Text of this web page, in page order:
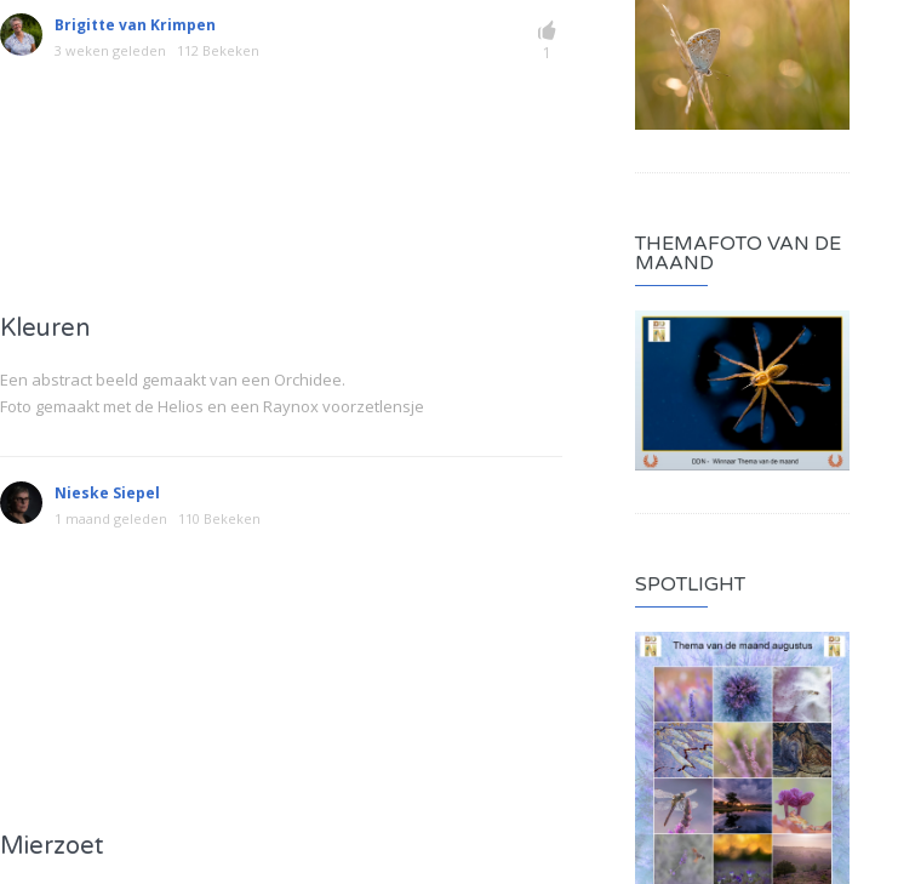
Brigitte van Krimpen
3 weken geleden 112 Bekeken 1
Kleuren
Een abstract beeld gemaakt van een Orchidee.
Foto gemaakt met de Helios en een Raynox voorzetlensje
Nieske Siepel
1 maand geleden 110 Bekeken
Mierzoet
THEMAFOTO VAN DE
MAAND
SPOTLIGHT